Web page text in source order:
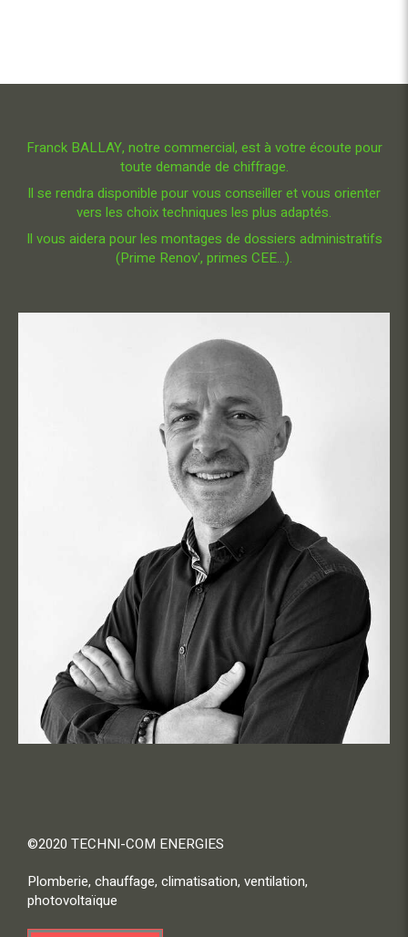
Franck BALLAY, notre commercial, est à votre écoute pour
toute demande de chiffrage.
Il se rendra disponible pour vous conseiller et vous orienter
vers les choix techniques les plus adaptés.
Il vous aidera pour les montages de dossiers administratifs
(Prime Renov', primes CEE...).
©2020 TECHNI-COM ENERGIES
Plomberie, chauffage, climatisation, ventilation,
photovoltaïque